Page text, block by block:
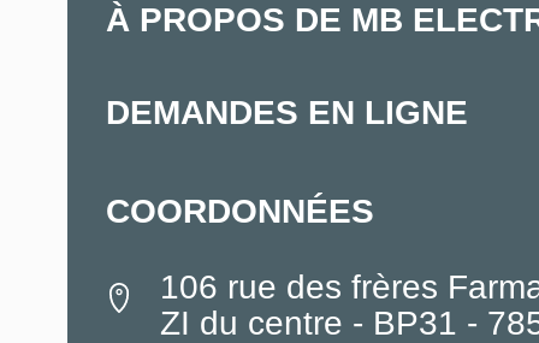
À PROPOS DE MB
DEMANDES EN LIGNE
COORDONNÉES
106 rue des frères
ZI du centre - BP31 -